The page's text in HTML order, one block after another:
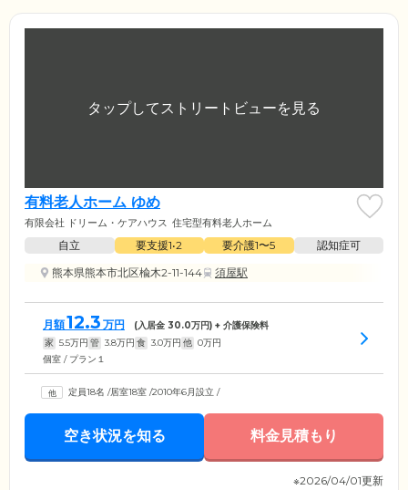
有料老人ホーム ゆめ
有限会社 ドリーム・ケアハウス 住宅型有料老人ホーム
自立 要支援1•2 要介護1〜5
認知症可
熊本県熊本市北区楡木2-11-144
須屋駅
月額12.3 万円 (入居金 30.0万円) + 介護保険料
家 5.5万円 管 3.8万円 食 3.0万円 他 0万円
個室 / プラン１
定員18名 /居室18室 /2010年6月設立 /
空き状況を知る 料金見積もり
※2026/04/01更新